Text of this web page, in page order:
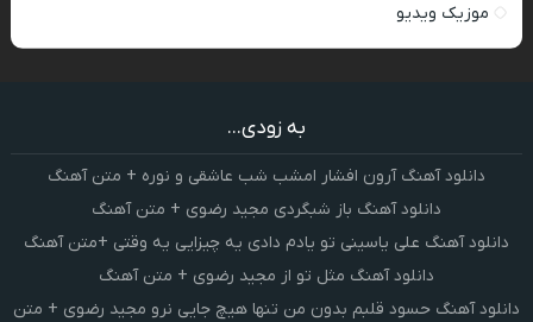
موزیک ویدیو
به زودی...
دانلود آهنگ آرون افشار امشب شب عاشقی و نوره + متن آهنگ
دانلود آهنگ باز شبگردی مجید رضوی + متن آهنگ
دانلود آهنگ علی یاسینی تو یادم دادی یه چیزایی یه وقتی +متن آهنگ
دانلود آهنگ مثل تو از مجید رضوی + متن آهنگ
دانلود آهنگ حسود قلبم بدون من تنها هیچ جایی نرو مجید رضوی + متن